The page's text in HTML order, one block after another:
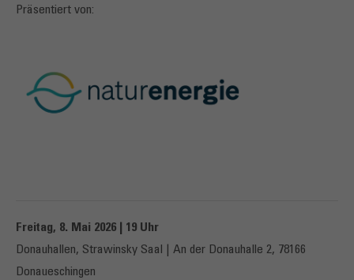
Präsentiert von:
Freitag, 8. Mai 2026 | 19 Uhr
Donauhallen, Strawinsky Saal | An der Donauhalle 2, 78166
Donaueschingen